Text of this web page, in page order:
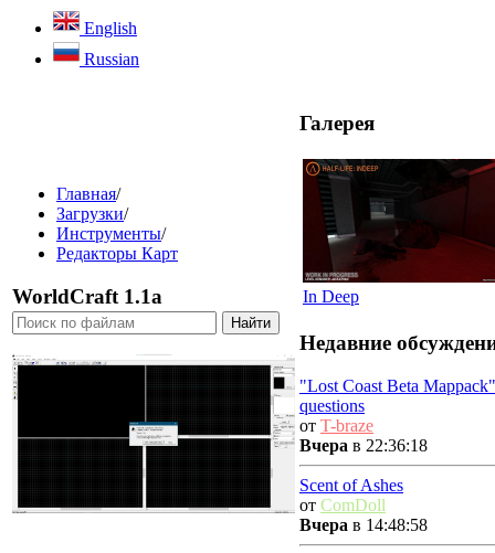
English
Russian
Главная/
Загрузки/
Инструменты/
Редакторы Карт
WorldCraft 1.1a
Галерея
In Deep
Недавние
"Lost Coast Beta
questions
от T-braze
Вчера в 22:36:18
Scent of Ashes
от ComDoll
Вчера в 14:48:58